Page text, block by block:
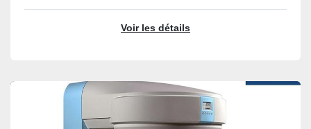
Voir les détails